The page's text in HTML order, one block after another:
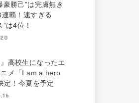
豪勝己”は完膚無き
覇！速すぎる
は4位！
』高校生になったエ
ニメ「I am a hero
定！今夏を予定